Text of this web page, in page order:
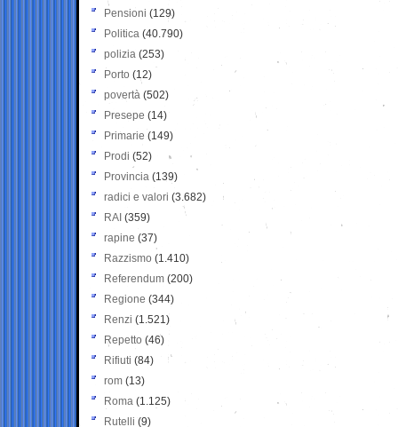
Pensioni (129)
Politica (40.790)
polizia (253)
Porto (12)
povertà (502)
Presepe (14)
Primarie (149)
Prodi (52)
Provincia (139)
radici e valori (3.682)
RAI (359)
rapine (37)
Razzismo (1.410)
Referendum (200)
Regione (344)
Renzi (1.521)
Repetto (46)
Rifiuti (84)
rom (13)
Roma (1.125)
Rutelli (9)